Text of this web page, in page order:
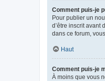
Comment puis-je
Pour publier un
d’être inscrit avant
dans ce forum,
Haut
Comment puis-je
À moins que vous